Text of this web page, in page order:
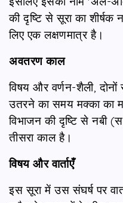
की दृष्टि से सूरा का
लिए एक लक्षणमात्र है।
अवतरण काल
विषय और वर्णन-शैली,
उतरने का समय मक्का का
विभाजन की दृष्टि से नबी
तीसरा काल है।
विषय और वार्ताएँ
इस सूरा में उस संघर्ष पर